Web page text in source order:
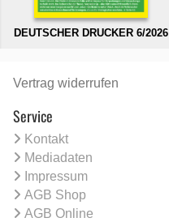
DEUTSCHER DRUCKER 6/2026
Vertrag widerrufen
Service
Kontakt
Mediadaten
Impressum
AGB Shop
AGB Online